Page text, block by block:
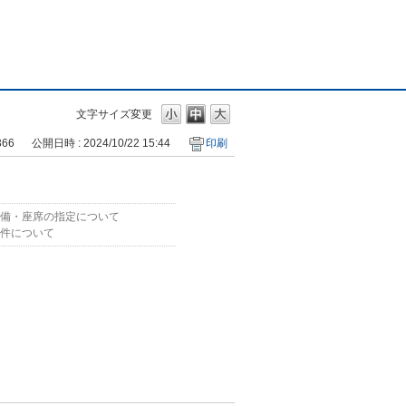
文字サイズ変更
公開日時 : 2024/10/22 15:44 印刷
・座席の指定について
について